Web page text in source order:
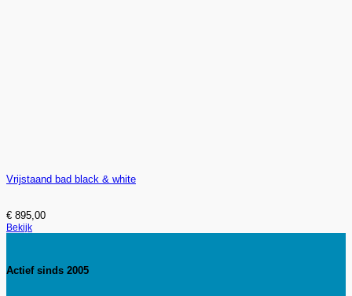
Vrijstaand bad black & white
€ 895,00
Bekijk
Actief sinds 2005